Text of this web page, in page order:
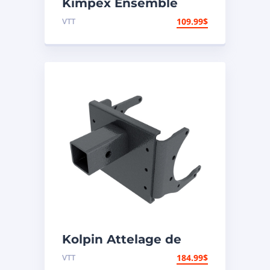
poignée et pouce
chauffant 000405
VTT 109.99$
Kolpin Attelage de
remorque
VTT 184.99$